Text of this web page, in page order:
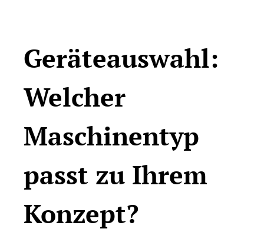
Geräteauswahl:
Welcher
Maschinentyp
passt zu Ihrem
Konzept?